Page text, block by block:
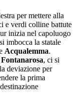
per mettere alla
e verdi colline battute
inizia nel capoluogo
imbocca la statale
Acqualemma.
Fontanarosa, ci si
deviazione per
la prima